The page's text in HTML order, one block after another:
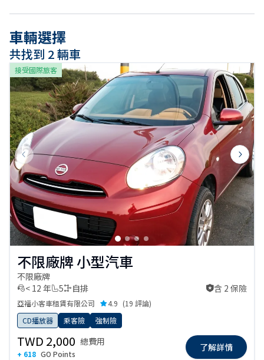
車輛選擇
共找到 2 輛車
接受國際旅客
Previous slide Next
不限廠牌 小型汽車
不限廠牌
< 12 年
5 自排
含 2 保險 含 2 保險
亞福小客車租賃有限公司 4.9 (19 評論)
CD播放器
乘客險 強制險
TWD 2,000 總費用
+ 618 GO Points
了解詳情